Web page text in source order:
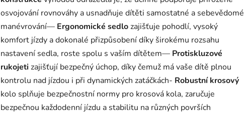
osvojování rovnováhy a usnadňuje dítěti samostatné a sebevědomé
manévrování— Ergonomické sedlozajišťuje pohodlí, vysoký
komfort jízdy a dokonalé přizpůsobení díky širokému rozsahu
nastavení sedla, roste spolu s vaším dítětem— Protiskluzové
rukojetizajišťují bezpečný úchop, díky čemuž má vaše dítě plnou
kontrolu nad jízdou i při dynamických zatáčkách- Robustní krosový
kolo splňuje bezpečnostní normy pro krosová kola, zaručuje
bezpečnou každodenní jízdu a stabilitu na různých površích